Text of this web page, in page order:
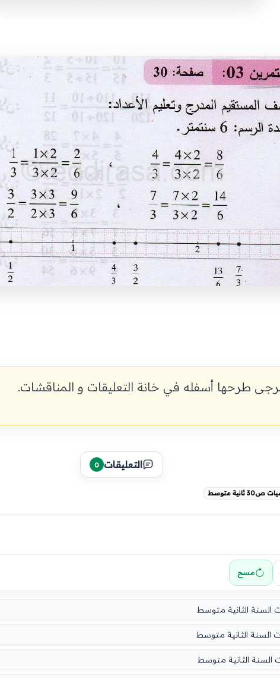
طرحها أسفله في خانة التعليقات و المناقشات.
التعليقات 0
متوسط
مسح